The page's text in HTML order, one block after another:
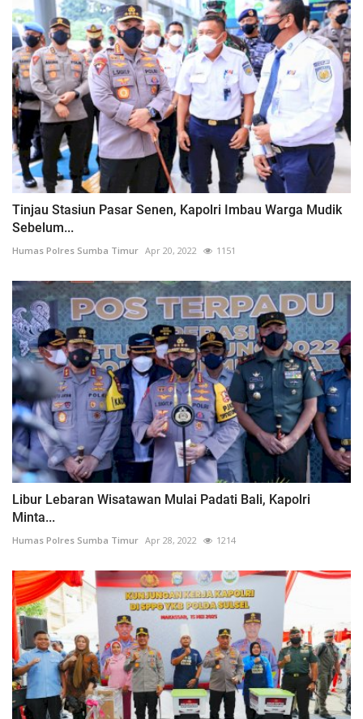
Tinjau Stasiun Pasar Senen, Kapolri Imbau Warga Mudik
Sebelum...
Humas Polres Sumba Timur Apr 20, 2022 1151
Libur Lebaran Wisatawan Mulai Padati Bali, Kapolri
Minta...
Humas Polres Sumba Timur Apr 28, 2022 1214